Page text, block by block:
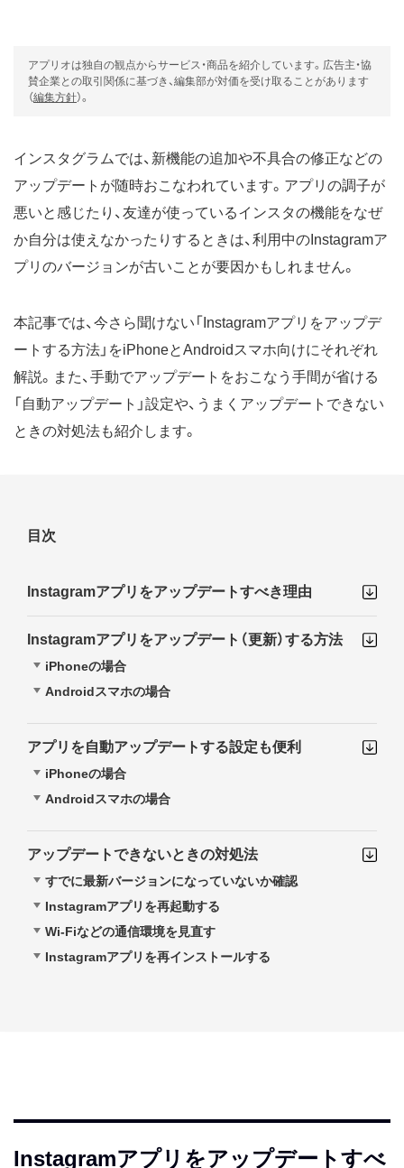
アプリオは独自の観点からサービス・商品を紹介しています。広告主・協
賛企業との取引関係に基づき、編集部が対価を受け取ることがあります
（編集方針）。
インスタグラムでは、新機能の追加や不具合の修正などの
アップデートが随時おこなわれています。アプリの調子が
悪いと感じたり、友達が使っているインスタの機能をなぜ
か自分は使えなかったりするときは、利用中のInstagramア
プリのバージョンが古いことが要因かもしれません。
本記事では、今さら聞けない「Instagramアプリをアップデ
ートする方法」をiPhoneとAndroidスマホ向けにそれぞれ
解説。また、手動でアップデートをおこなう手間が省ける
「自動アップデート」設定や、うまくアップデートできない
ときの対処法も紹介します。
目次
Instagramアプリをアップデートすべき理由
Instagramアプリをアップデート（更新）する方法
iPhoneの場合
Androidスマホの場合
アプリを自動アップデートする設定も便利
iPhoneの場合
Androidスマホの場合
アップデートできないときの対処法
すでに最新バージョンになっていないか確認
Instagramアプリを再起動する
Wi-Fiなどの通信環境を見直す
Instagramアプリを再インストールする
Instagramアプリをアップデートすべ